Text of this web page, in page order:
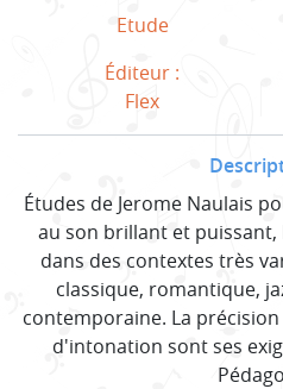
Etude
Éditeur :
Flex
Études de Jerome Naulais
au son brillant et
dans des contextes très
classique, romantique,
contemporaine. La
d'intonation sont ses